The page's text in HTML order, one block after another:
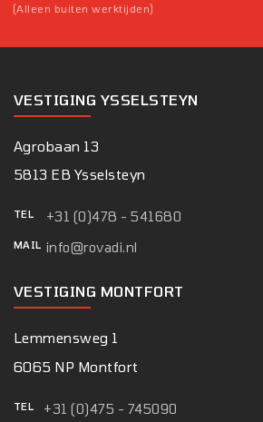
(Alleen buiten werktijden)
VESTIGING YSSELSTEYN
Agrobaan 13
5813 EB Ysselsteyn
TEL +31 (0)478 - 541680
MAIL info@rovadi.nl
VESTIGING MONTFORT
Lemmensweg 1
6065 NP Montfort
TEL +31 (0)475 - 745090